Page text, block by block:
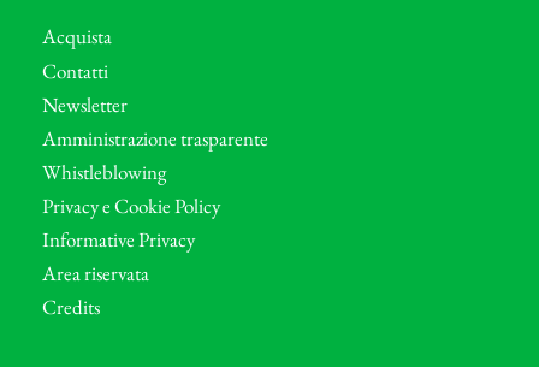
Acquista
Contatti
Newsletter
Amministrazione trasparente
Whistleblowing
Privacy e Cookie Policy
Informative Privacy
Area riservata
Credits